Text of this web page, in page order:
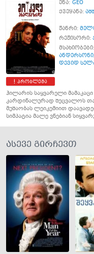
პრობლემა
ენა: GEO
ქვეყანა: აშშ
ჟანრი:
რეჟისორი:
მსახიობები:
ანდერსონი
დევიდ
ჰილარის საყვარელი
კარდინალურად შეცვალოს
მუშაობას ლეიკემიით
სიმპატია მალე ვნებიან
ასევე გირჩევთ